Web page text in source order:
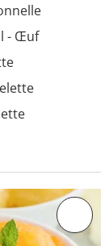
- Œuf